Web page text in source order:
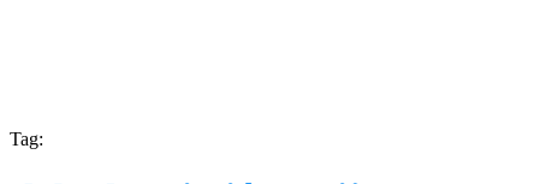
Tag: